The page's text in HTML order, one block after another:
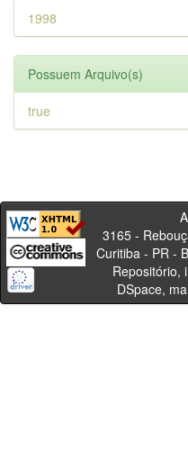
1998
Possuem Arquivo(s)
true
Av. Sete
3165 -
Curitiba
Repositório,
DSpace,